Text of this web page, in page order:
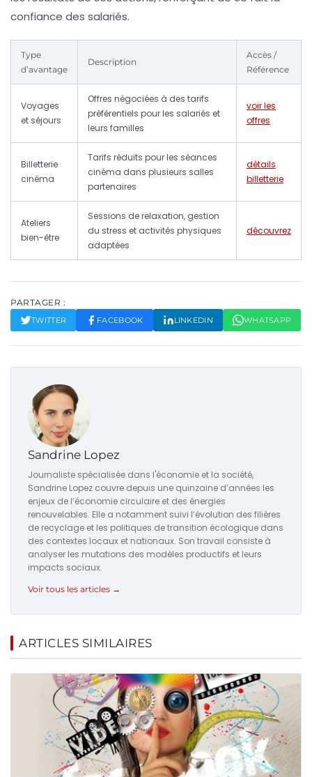
confiance des salariés.
Type
d’avantage
Description
Accès /
Référence
Voyages
et séjours
Offres négociées à des tarifs
préférentiels pour les salariés et
leurs familles
voir les
offres
Billetterie
cinéma
Tarifs réduits pour les séances
cinéma dans plusieurs salles
partenaires
détails
billetterie
Ateliers
bien-être
Sessions de relaxation, gestion
du stress et activités physiques
adaptées
découvrez
PARTAGER :
TWITTER FACEBOOK LINKEDIN WHATSAPP
Sandrine Lopez
Journaliste spécialisée dans l'économie et la société,
Sandrine Lopez couvre depuis une quinzaine d’années les
enjeux de l’économie circulaire et des énergies
renouvelables. Elle a notamment suivi l’évolution des filières
de recyclage et les politiques de transition écologique dans
des contextes locaux et nationaux. Son travail consiste à
analyser les mutations des modèles productifs et leurs
impacts sociaux.
Voir tous les articles →
ARTICLES SIMILAIRES